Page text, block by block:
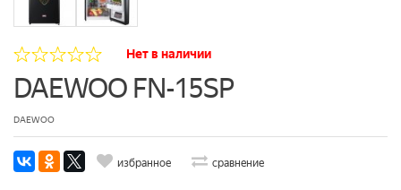
Нет в наличии
DAEWOO FN-15SP
DAEWOO
избранное сравнение